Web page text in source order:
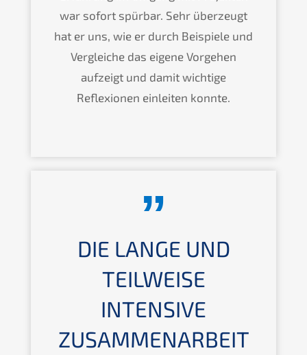
war sofort spürbar. Sehr überzeugt
hat er uns, wie er durch Beispiele und
Vergleiche das eigene Vorgehen
aufzeigt und damit wichtige
Reflexionen einleiten konnte.
DIE LANGE UND
TEILWEISE
INTENSIVE
ZUSAMMENARBEIT